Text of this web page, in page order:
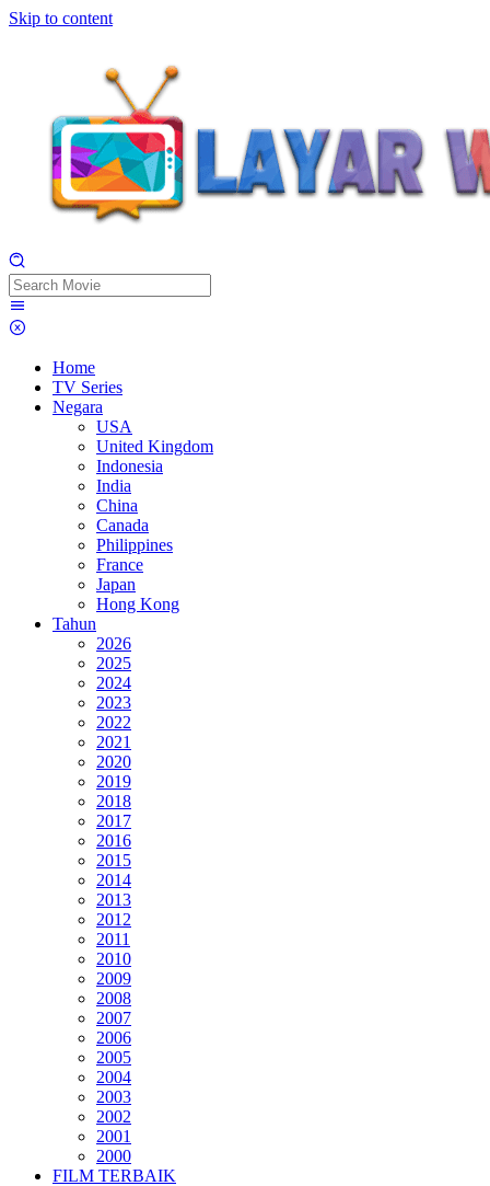
Skip to content
Home
TV Series
Negara
USA
United Kingdom
Indonesia
India
China
Canada
Philippines
France
Japan
Hong Kong
Tahun
2026
2025
2024
2023
2022
2021
2020
2019
2018
2017
2016
2015
2014
2013
2012
2011
2010
2009
2008
2007
2006
2005
2004
2003
2002
2001
2000
FILM TERBAIK